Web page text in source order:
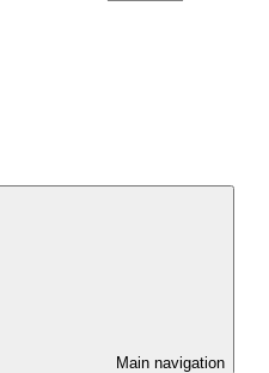
Main navigation